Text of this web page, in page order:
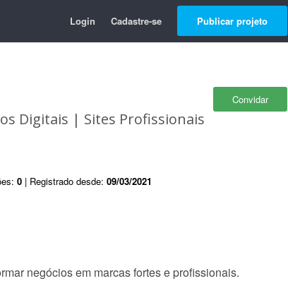
Login Cadastre-se Publicar projeto
Convidar
Digitais | Sites Profissionais
0 | Registrado desde: 09/03/2021
negócios em marcas fortes e profissionais.